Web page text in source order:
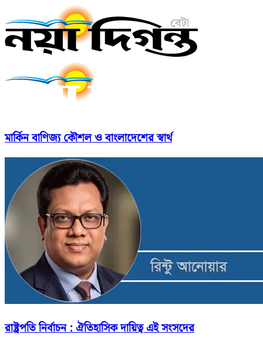
মার্কিন বাণিজ্য কৌশল ও বাংলাদেশের স্বার্থ
রাষ্ট্রপতি নির্বাচন : ঐতিহাসিক দায়িত্ব এই সংসদের